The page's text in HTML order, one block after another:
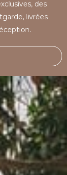
des
livrées